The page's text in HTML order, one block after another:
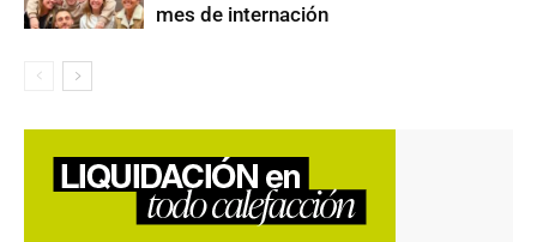
mes de internación